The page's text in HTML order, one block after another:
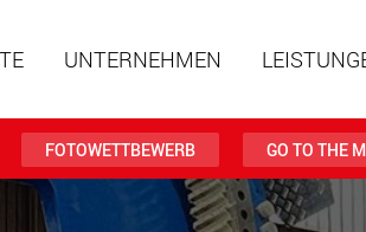
UNTERNEHMEN
FOTOWETTBEWERB GO TO THE